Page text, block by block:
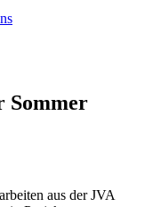
Sommer
aus der JVA